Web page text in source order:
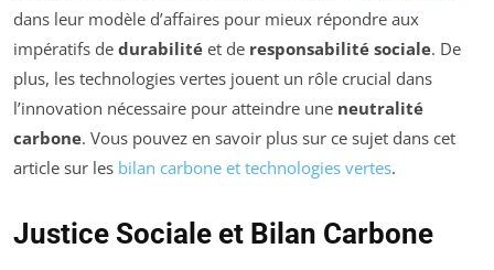
dans leur modèle d’affaires pour mieux répondre aux
impératifs de durabilité et de responsabilité sociale. De
plus, les technologies vertes jouent un rôle crucial dans
l’innovation nécessaire pour atteindre une neutralité
carbone. Vous pouvez en savoir plus sur ce sujet dans cet
article sur les bilan carbone et technologies vertes.
Justice Sociale et Bilan Carbone